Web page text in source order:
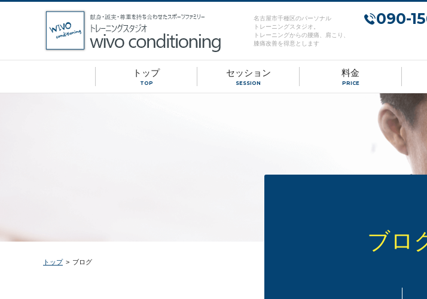
名古屋市千種区のパーソナル
トレーニングスタジオ。
トレーニングからの腰痛、肩こり、
膝痛改善を得意とします
090-
トップ
TOP
セッション
SESSION
料金
PRICE
ブロ
トップ > ブログ